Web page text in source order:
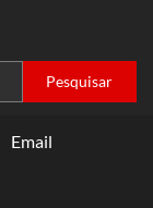
Email